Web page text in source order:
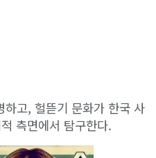
하고, 헐뜯기 문화가 한국 사
측면에서 탐구한다.